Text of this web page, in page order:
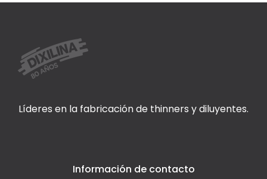
Líderes en la fabricación de thinners y diluyentes.
Información de contacto